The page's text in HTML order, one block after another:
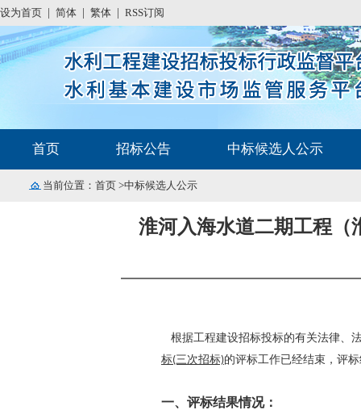
设为首页 简体 繁体 RSS订阅
首页 招标公告 中标候选人公示
当前位置： 首页 >中标候选人公示
淮河入海水道二期工程（
根据工程建设招标投标的有关法律、
标(三次招标)的评标工作已经结束，评
一、评标结果情况：